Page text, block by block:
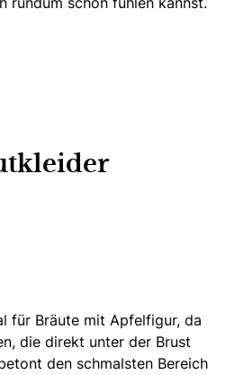
für Bräute mit Apfelfigur, da
die direkt unter der Brust
den schmalsten Bereich